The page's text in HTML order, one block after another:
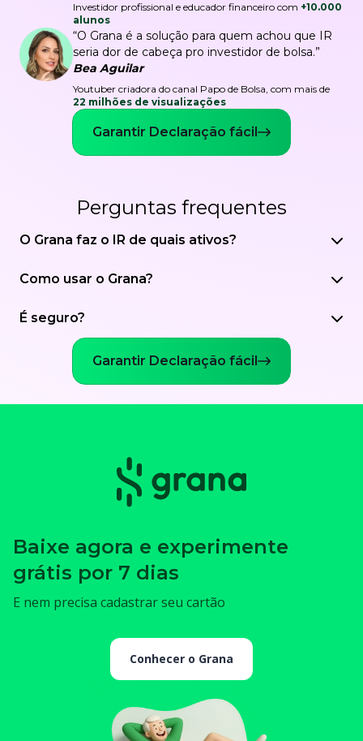
Investidor profissional e educador financeiro com +10.000
alunos
“O Grana é a solução para quem achou que IR
seria dor de cabeça pro investidor de bolsa.”
Bea Aguilar
Youtuber criadora do canal Papo de Bolsa, com mais de
22 milhões de visualizações
Garantir Declaração fácil
Perguntas frequentes
O Grana faz o IR de quais ativos?
Como usar o Grana?
É seguro?
Garantir Declaração fácil
Baixe agora e experimente
grátis por 7 dias
E nem precisa cadastrar seu cartão
Conhecer o Grana